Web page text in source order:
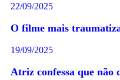
22/09/2025
O filme mais
19/09/2025
Atriz confessa que não